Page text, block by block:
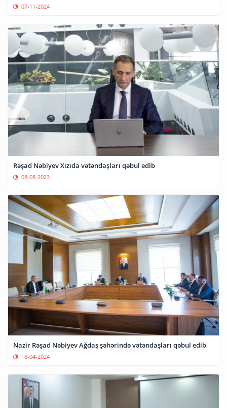
07-11-2024
Rəşad Nəbiyev Xızıda vətəndaşları qəbul edib
08-08-2023
Nazir Rəşad Nəbiyev Ağdaş şəhərində vətəndaşları qəbul edib
18-04-2024